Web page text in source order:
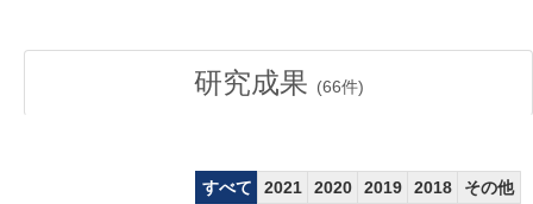
研究成果 (66件)
すべて 2021 2020 2019 2018
その他